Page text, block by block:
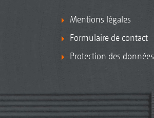
Mentions légales
Formulaire de contact
Protection des données